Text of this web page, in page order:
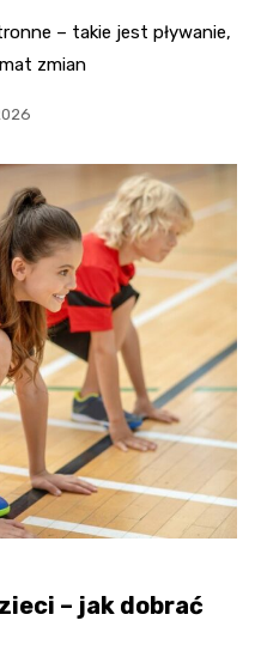
– takie jest pływanie,
zmian
– jak dobrać